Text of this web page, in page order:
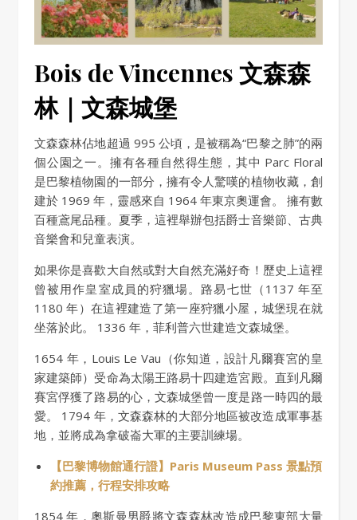
Bois de Vincennes 文森森
林｜文森城堡
文森森林佔地超過 995 公頃，是被稱為“巴黎之肺”的兩
個公園之一。擁有各種自然得生態，其中 Parc Floral
是巴黎植物園的一部分，擁有令人驚嘆的植物收藏，創
建於 1969 年，靈感來自 1964 年東京奧運會。 擁有數
百種鳶尾品種。夏季，這裡舉辦包括爵士音樂節、古典
音樂會和兒童表演。
如果你是喜歡大自然或對大自然充滿好奇！歷史上這裡
曾被用作皇室成員的狩獵場。路易七世（1137 年至
1180 年）在這裡建造了第一座狩獵小屋，城堡現在就
坐落於此。 1336 年，菲利普六世建造文森城堡。
1654 年，Louis Le Vau（你知道，設計凡爾賽宮的皇
家建築師）受命為太陽王路易十四建造宮殿。直到凡爾
賽宮俘獲了路易的心，文森城堡曾一度是路一時四的最
愛。 1794 年，文森森林的大部分地區被改造成軍事基
地，並將成為拿破崙大軍的主要訓練場。
【巴黎博物館通行證】Paris Museum Pass 景點預
約推薦，行程安排攻略
1854 年，奧斯曼男爵將文森森林改造成巴黎東部大量